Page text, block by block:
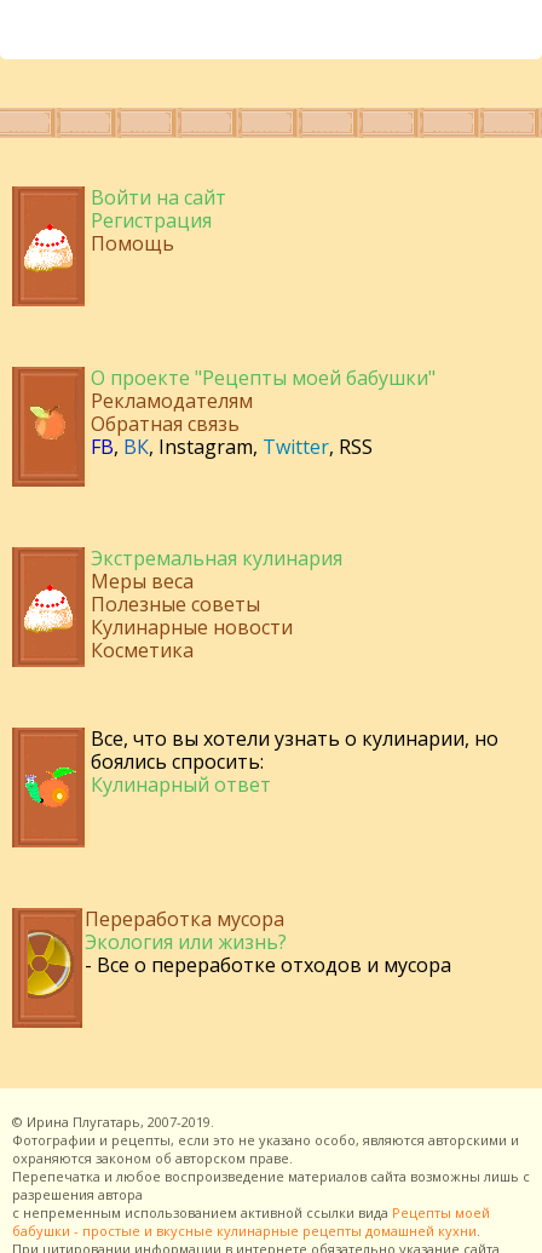
Войти на сайт
Регистрация
Помощь
О проекте "Рецепты моей бабушки"
Рекламодателям
Обратная связь
FB, ВК, Instagram, Twitter, RSS
Экстремальная кулинария
Меры веса
Полезные советы
Кулинарные новости
Косметика
Все, что вы хотели узнать о кулинарии, но
боялись спросить:
Кулинарный ответ
Переработка мусора
Экология или жизнь?
- Все о переработке отходов и мусора
© Ирина Плугатарь, 2007-2019.
Фотографии и рецепты, если это не указано особо, являются авторскими и
охраняются законом об авторском праве.
Перепечатка и любое воспроизведение материалов сайта возможны лишь с
разрешения автора
с непременным использованием активной ссылки вида Рецепты моей
бабушки - простые и вкусные кулинарные рецепты домашней кухни.
При цитировании информации в интернете обязательно указание сайта